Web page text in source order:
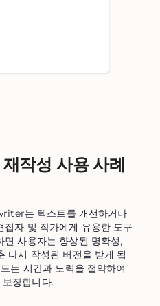
작성 사용 사례
는 텍스트를 개선하거나
자 및 작가에게 유용한 도구
면 사용자는 향상된 명확성,
다시 작성된 버전을 받게 됩
는 시간과 노력을 절약하여
장합니다.